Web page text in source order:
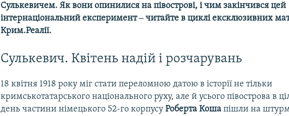
Сулькевичем. Як вони опинилися на півострові, і чим закінчився цей
інтернаціональний експеримент ‒ читайте в циклі ексклюзивних
Крим.Реалії.
Сулькевич. Квітень надій і розчарувань
18 квітня 1918 року міг стати переломною датою в історії не тільки
кримськотатарського національного руху, але й усього півострова в
день частини німецького 52-го корпусуРоберта Коша пішли на